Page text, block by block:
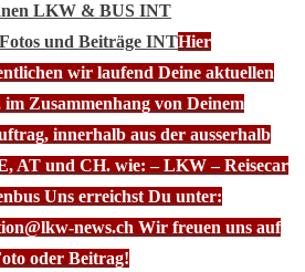
LKW & BUS INT
und Beiträge INTHier
wir laufend Deine aktuellen
im Zusammenhang von Deinem
innerhalb aus der ausserhalb
AT und CH. wie: – LKW – Reisecar
Uns erreichst Du unter:
news.ch Wir freuen uns auf
oder Beitrag!